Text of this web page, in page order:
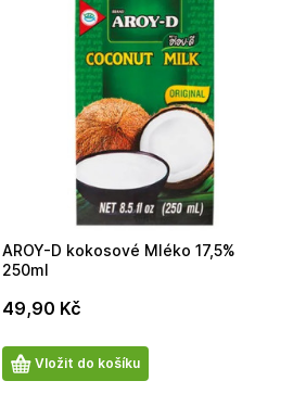
AROY-D kokosové Mléko 17,5%
250ml
49,90 Kč
Počet
produktů
Vložit do košíku